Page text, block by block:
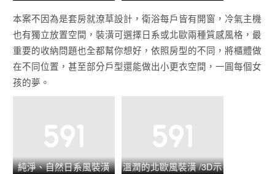
本案不因為是套房就潦草設計，衛浴每戶皆有開窗，冷氣主機
也有獨立放置空間，裝潢可選擇日系或北歐兩種質感風格，最
重要的收納問題也全都幫你想好，依照房型的不同，將櫃體做
在不同位置，甚至部分戶型還能做出小更衣空間，一圓每個女
孩的夢。
純淨、自然日系風裝潢
溫潤的北歐風裝潢 /3D示